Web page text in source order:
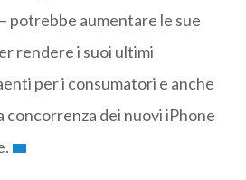
potrebbe aumentare le sue
rendere i suoi ultimi
per i consumatori e anche
concorrenza dei nuovi iPhone